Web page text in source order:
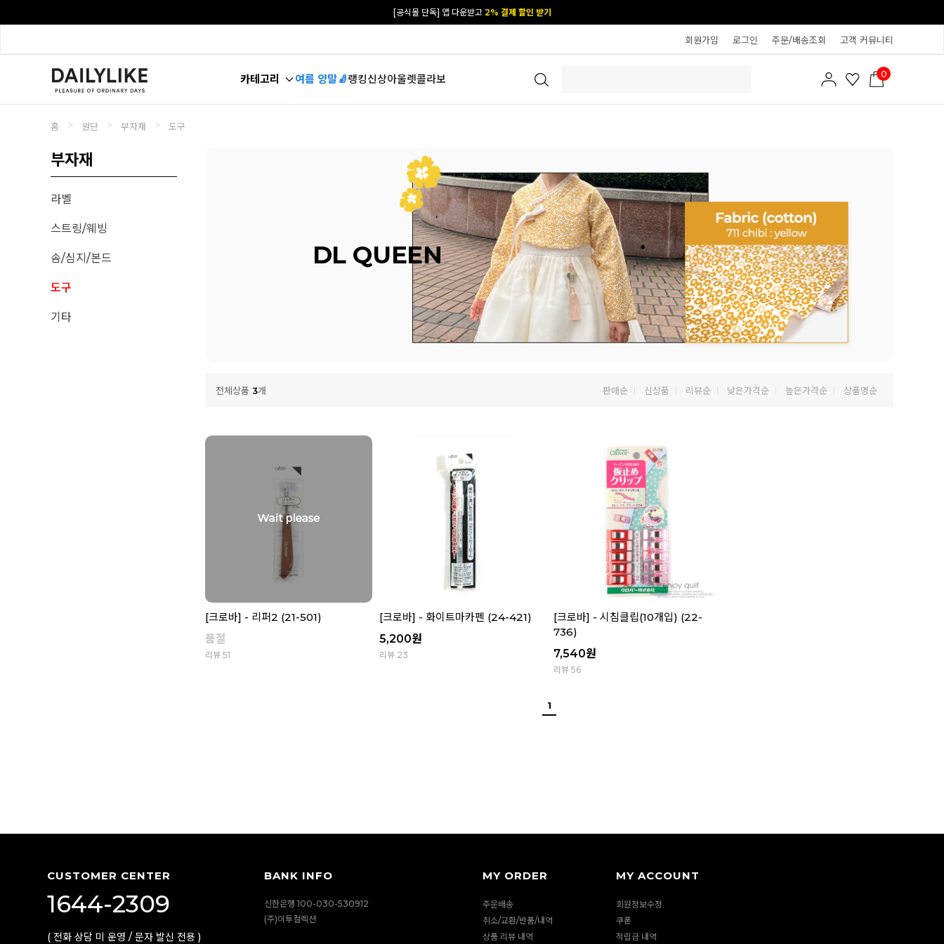
[공식몰 단독] 앱 다운받고 2% 결제 할인 받기
회원가입 로그인 주문/배송조회 고객 커뮤니티
카테고리 여름 양말🧦랭킹신상아울렛콜라보 0
홈 > 원단 > 부자재 > 도구
부자재
라벨
스트링/웨빙
솜/심지/본드
도구
기타
DL QUEEN
전체상품 3개 판매순 신상품 리뷰순 낮은가격순 높은가격순 상품명순
[크로바] - 리퍼2 (21-501)
품절
리뷰 51
[크로바] - 화이트마카펜 (24-421)
5,200원
리뷰 23
[크로바] - 시침클립(10개입) (22-
736)
7,540원
리뷰 56
1
CUSTOMER CENTER
1644-2309
( 전화 상담 미 운영 / 문자 발신 전용 )
BANK INFO
신한은행 100-030-530912
(주)이투컬렉션
MY ORDER
주문배송
취소/교환/반품/내역
상품 리뷰 내역
MY ACCOUNT
회원정보수정
쿠폰
적립금 내역